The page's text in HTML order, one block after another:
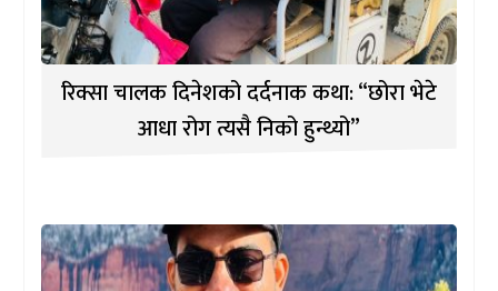
रिक्सा चालक दिनेशको दर्दनाक कथा: “छोरा भेटे
आधा रोग त्यसै निको हुन्थ्यो”